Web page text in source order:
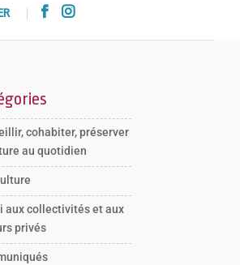
 
cohabiter, préserver
au quotidien
aux collectivités et aux
privés